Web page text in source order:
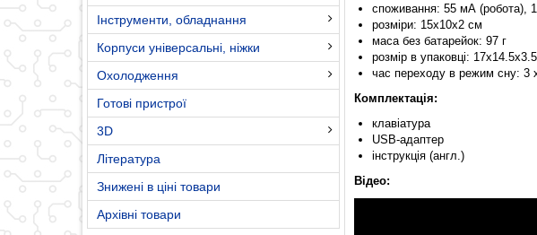
Інструменти, обладнання
Корпуси універсальні, ніжки
Охолодження
Готові пристрої
3D
Література
Знижені в ціні товари
Архівні товари
споживання: 55 мА (робота),
розміри: 15x10x2 см
маса без батарейок: 97 г
розмір в упаковці:
час переходу в режим сну: 3
Комплектація:
клавіатура
USB-адаптер
інструкція (англ.)
Відео: